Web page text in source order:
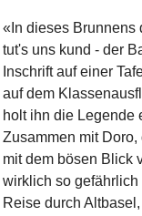
«In dieses Brunnens
tut's uns kund - der
Inschrift auf einer
auf dem
holt ihn die Legende
Zusammen mit
mit dem bösen Blick
wirklich so
Reise durch